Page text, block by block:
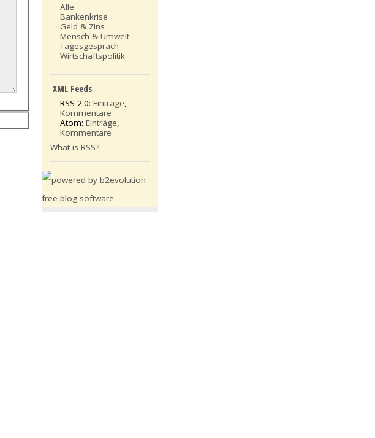
Alle
Bankenkrise
Geld & Zins
Mensch & Umwelt
Tagesgespräch
Wirtschaftspolitik
XML Feeds
RSS 2.0:Einträge,
Kommentare
Atom:Einträge,
Kommentare
What is RSS?